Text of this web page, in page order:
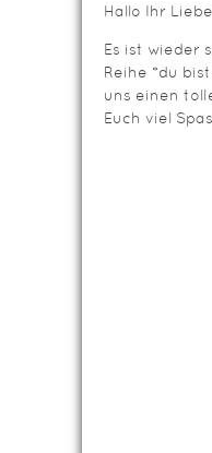
Hallo Ihr
Es ist wieder
Reihe *du
uns einen
Euch viel